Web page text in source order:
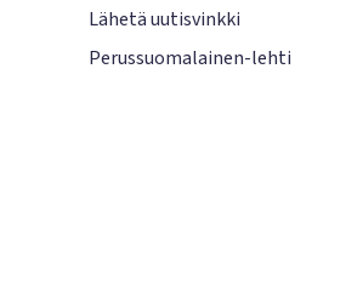
Lähetä uutisvinkki
Perussuomalainen-lehti